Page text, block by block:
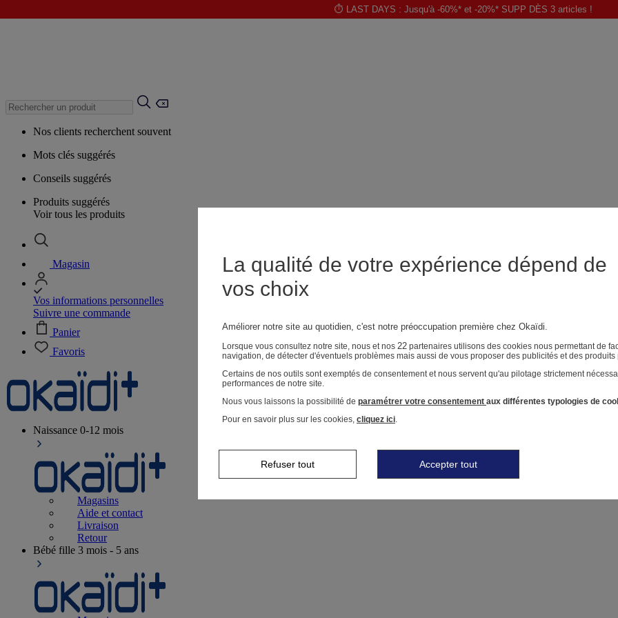
⏱️ LAST DAYS : Jusqu'à -60%* et -20%* SUPP DÈS 3 articles !
Nos clients recherchent souvent
Mots clés suggérés
Conseils suggérés
Produits suggérés
Voir tous les produits
Magasin
Vos informations personnelles
Suivre une commande
Panier
Favoris
Naissance 0-12 mois
Magasins
Aide et contact
Livraison
Retour
Bébé fille 3 mois - 5 ans
La qualité de votre expérience dépend de
vos choix
Améliorer notre site au quotidien, c'est notre préoccupation première chez Okaïdi.
Lorsque vous consultez notre site, nous et nos 22 partenaires utilisons des cookies nous permettant de
navigation, de détecter d'éventuels problèmes mais aussi de vous proposer des publicités et des
Certains de nos outils sont exemptés de consentement et nous servent qu'au pilotage strictement
performances de notre site.
Nous vous laissons la possibilité de paramétrer votre consentement aux différentes typologies de
Pour en savoir plus sur les cookies, cliquez ici.
Refuser tout Accepter tout